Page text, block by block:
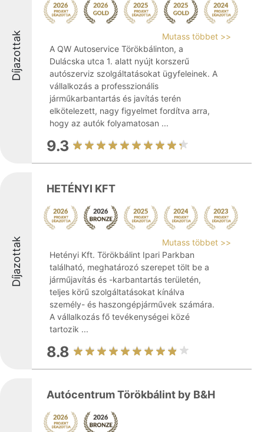
Díjazottak
Mutass többet >>
A QW Autoservice Törökbálinton, a
Dulácska utca 1. alatt nyújt korszerű
autószerviz szolgáltatásokat ügyfeleinek. A
vállalkozás a professzionális
járműkarbantartás és javítás terén
elkötelezett, nagy figyelmet fordítva arra,
hogy az autók folyamatosan ...
9.3
Díjazottak
HETÉNYI KFT
Mutass többet >>
Hetényi Kft. Törökbálint Ipari Parkban
található, meghatározó szerepet tölt be a
járműjavítás és -karbantartás területén,
teljes körű szolgáltatásokat kínálva
személy- és haszongépjárművek számára.
A vállalkozás fő tevékenységei közé
tartozik ...
8.8
Autócentrum Törökbálint by B&H